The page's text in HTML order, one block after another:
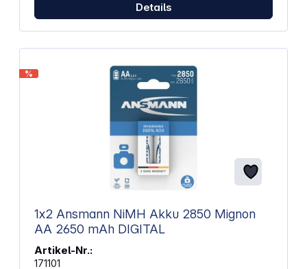
Details
%
1x2 Ansmann NiMH Akku 2850 Mignon
AA 2650 mAh DIGITAL
Artikel-Nr.:
171101